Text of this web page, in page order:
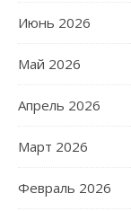
Июнь 2026
Май 2026
Апрель 2026
Март 2026
Февраль 2026